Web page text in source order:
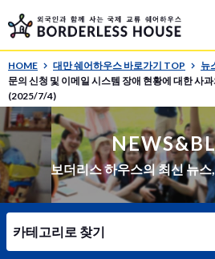
HOME 대만 쉐어하우스 바로가기 TOP 뉴
문의 신청 및 이메일 시스템 장애 현황에 대한 사
(2025/7/4)
보더리스 하우스의 최신 뉴
카테고리로 찾기